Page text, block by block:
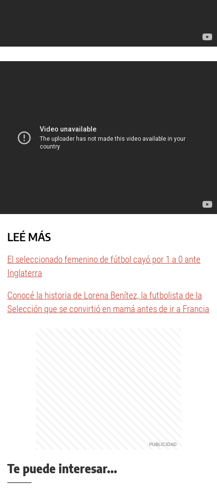
LEÉ MÁS
El seleccionado femenino de fútbol cayó por 1 a 0 ante
Inglaterra
Conocé la historia de Lorena Benítez, la futbolista de la
Selección que se convirtió en mamá antes de ir a Francia
Te puede interesar...